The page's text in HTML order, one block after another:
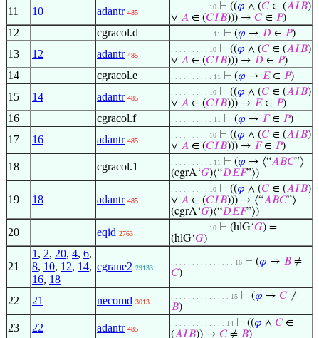
11 10 adantr 485
. . . . . . . . . 10 ⊢ ((𝜑 ∧ (𝐶∈ (𝐴𝐼𝐵)
∨ 𝐴 ∈ (𝐶𝐼𝐵))) → 𝐶∈ 𝑃)
12 cgracol.d . . . . . . . . . . 11 ⊢ (𝜑 → 𝐷 ∈ 𝑃)
13 12 adantr 485
. . . . . . . . . 10 ⊢ ((𝜑 ∧ (𝐶∈ (𝐴𝐼𝐵)
∨ 𝐴 ∈ (𝐶𝐼𝐵))) → 𝐷 ∈ 𝑃)
14 cgracol.e . . . . . . . . . . 11 ⊢ (𝜑 → 𝐸∈ 𝑃)
15 14 adantr 485
. . . . . . . . . 10 ⊢ ((𝜑 ∧ (𝐶∈ (𝐴𝐼𝐵)
∨ 𝐴 ∈ (𝐶𝐼𝐵))) → 𝐸∈ 𝑃)
16 cgracol.f . . . . . . . . . . 11 ⊢ (𝜑 → 𝐹∈ 𝑃)
17 16 adantr 485
. . . . . . . . . 10 ⊢ ((𝜑 ∧ (𝐶∈ (𝐴𝐼𝐵)
∨ 𝐴 ∈ (𝐶𝐼𝐵))) → 𝐹∈ 𝑃)
18 cgracol.1 . . . . . . . . . . 11 ⊢ (𝜑 → ⟨“𝐴𝐵𝐶”⟩
(cgrA‘𝐺)⟨“𝐷𝐸𝐹”⟩)
19 18 adantr 485
. . . . . . . . . 10 ⊢ ((𝜑 ∧ (𝐶∈ (𝐴𝐼𝐵)
∨ 𝐴 ∈ (𝐶𝐼𝐵))) → ⟨“𝐴𝐵𝐶”⟩
(cgrA‘𝐺)⟨“𝐷𝐸𝐹”⟩)
20 eqid 2763
. . . . . . . . . 10 ⊢ (hlG‘𝐺) =
(hlG‘𝐺)
21
1 , 2, 20, 4, 6,
8, 10, 12, 14,
16, 18
cgrane2 29133
. . . . . . . . . . . . . . . 16 ⊢ (𝜑 → 𝐵 ≠
𝐶)
22 21 necomd 3013
. . . . . . . . . . . . . . 15 ⊢ (𝜑 → 𝐶≠
𝐵)
23 22 adantr 485
. . . . . . . . . . . . . 14 ⊢ ((𝜑 ∧ 𝐶∈
(𝐴𝐼𝐵)) → 𝐶≠ 𝐵)